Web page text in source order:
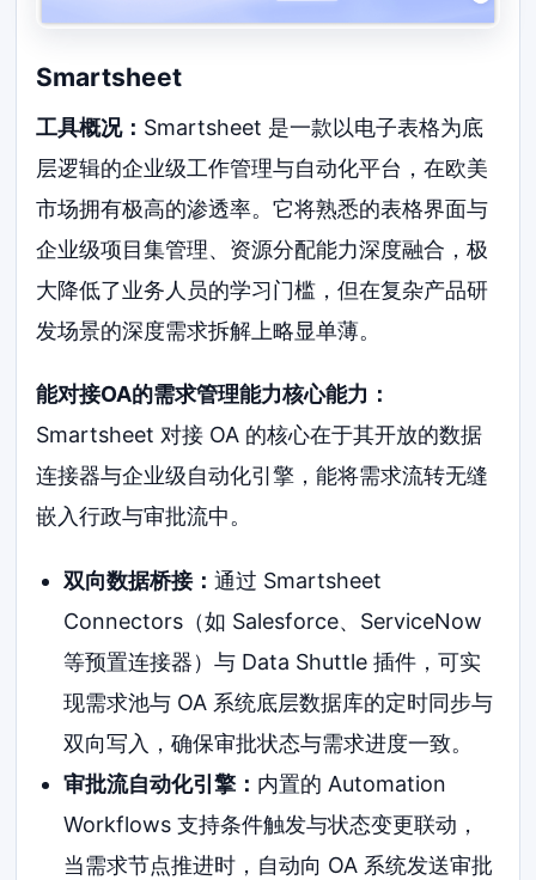
Smartsheet
工具概况： Smartsheet 是一款以电子表格为底
层逻辑的企业级工作管理与自动化平台，在欧美
市场拥有极高的渗透率。它将熟悉的表格界面与
企业级项目集管理、资源分配能力深度融合，极
大降低了业务人员的学习门槛，但在复杂产品研
发场景的深度需求拆解上略显单薄。
能对接OA的需求管理能力核心能力：
Smartsheet 对接 OA 的核心在于其开放的数据
连接器与企业级自动化引擎，能将需求流转无缝
嵌入行政与审批流中。
双向数据桥接： 通过 Smartsheet
Connectors（如 Salesforce、ServiceNow
等预置连接器）与 Data Shuttle 插件，可实
现需求池与 OA 系统底层数据库的定时同步与
双向写入，确保审批状态与需求进度一致。
审批流自动化引擎： 内置的 Automation
Workflows 支持条件触发与状态变更联动，
当需求节点推进时，自动向 OA 系统发送审批